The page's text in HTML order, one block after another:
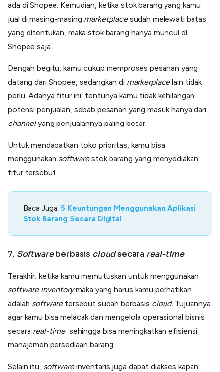
ada di Shopee. Kemudian, ketika stok barang yang kamu
jual di masing-masing marketplacesudah melewati batas
yang ditentukan, maka stok barang hanya muncul di
Shopee saja.
Dengan begitu, kamu cukup memproses pesanan yang
datang dari Shopee, sedangkan di markerplacelain tidak
perlu. Adanya fitur ini, tentunya kamu tidak kehilangan
potensi penjualan, sebab pesanan yang masuk hanya dari
channelyang penjualannya paling besar.
Untuk mendapatkan toko prioritas, kamu bisa
menggunakan softwarestok barang yang menyediakan
fitur tersebut.
Baca Juga: 5 Keuntungan Menggunakan Aplikasi
Stok Barang Secara Digital
7. Softwareberbasis cloudsecara real-time
Terakhir, ketika kamu memutuskan untuk menggunakan
software inventorymaka yang harus kamu perhatikan
adalah software tersebut sudah berbasis cloud. Tujuannya
agar kamu bisa melacak dan mengelola operasional bisnis
secara real-time sehingga bisa meningkatkan efisiensi
manajemen persediaan barang.
Selain itu, softwareinventaris juga dapat diakses kapan